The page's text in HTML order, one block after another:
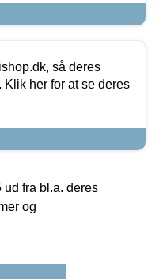
så deres
her for at se deres
fra bl.a. deres
og